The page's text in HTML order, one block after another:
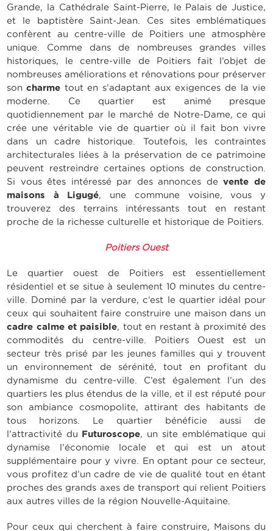
Grande, la Cathédrale Saint-Pierre, le Palais de Justice,
et le baptistère Saint-Jean. Ces sites emblématiques
confèrent au centre-ville de Poitiers une atmosphère
unique. Comme dans de nombreuses grandes villes
historiques, le centre-ville de Poitiers fait l’objet de
nombreuses améliorations et rénovations pour préserver
soncharme tout en s’adaptant aux exigences de la vie
moderne. Ce quartier est animé presque
quotidiennement par le marché de Notre-Dame, ce qui
crée une véritable vie de quartier où il fait bon vivre
dans un cadre historique. Toutefois, les contraintes
architecturales liées à la préservation de ce patrimoine
peuvent restreindre certaines options de construction.
Si vous êtes intéressé par des annonces devente de
maisons à Ligugé, une commune voisine, vous y
trouverez des terrains intéressants tout en restant
proche de la richesse culturelle et historique de Poitiers.
Poitiers Ouest
Le quartier ouest de Poitiers est essentiellement
résidentiel et se situe à seulement 10 minutes du centre-
ville. Dominé par la verdure, c’est le quartier idéal pour
ceux qui souhaitent faire construire une maison dans un
cadre calme et paisible, tout en restant à proximité des
commodités du centre-ville. Poitiers Ouest est un
secteur très prisé par les jeunes familles qui y trouvent
un environnement de sérénité, tout en profitant du
dynamisme du centre-ville. C’est également l’un des
quartiers les plus étendus de la ville, et il est réputé pour
son ambiance cosmopolite, attirant des habitants de
tous horizons. Le quartier bénéficie aussi de
l’attractivité du Futuroscope, un site emblématique qui
dynamise l’économie locale et qui est un atout
supplémentaire pour y vivre. En optant pour ce secteur,
vous profitez d’un cadre de vie de qualité tout en étant
proches des grands axes de transport qui relient Poitiers
aux autres villes de la région Nouvelle-Aquitaine.
Pour ceux qui cherchent à faire construire, Maisons du